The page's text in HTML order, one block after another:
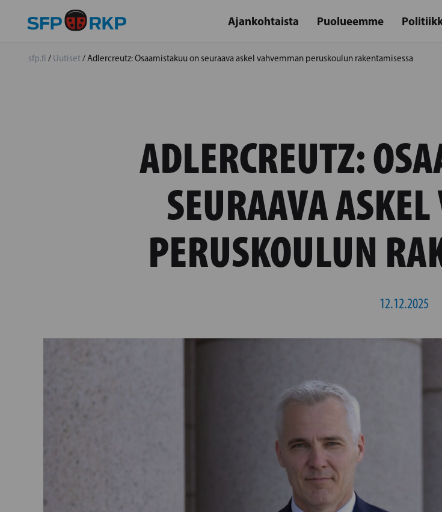
Ajankohtaista Puolueemme
sfp.fi / Uutiset/Adlercreutz: Osaamistakuu on seuraava askel vahvemman peruskoulun rakentamisessa
ADLERCREUTZ:
SEURAAVA
PERUSKOULUN
12.12.2025